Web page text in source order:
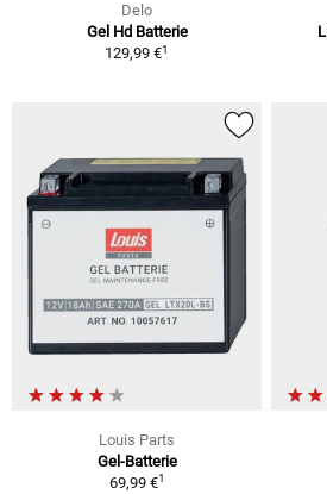
Delo
Gel Hd Batterie
129,99 €1
Louis Parts
Gel-Batterie
69,99 €1